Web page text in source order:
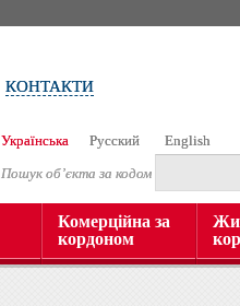
КОНТАКТИ
Українська Русский
English
Пошук об’єкта за кодом
Комерційна за
кордоном